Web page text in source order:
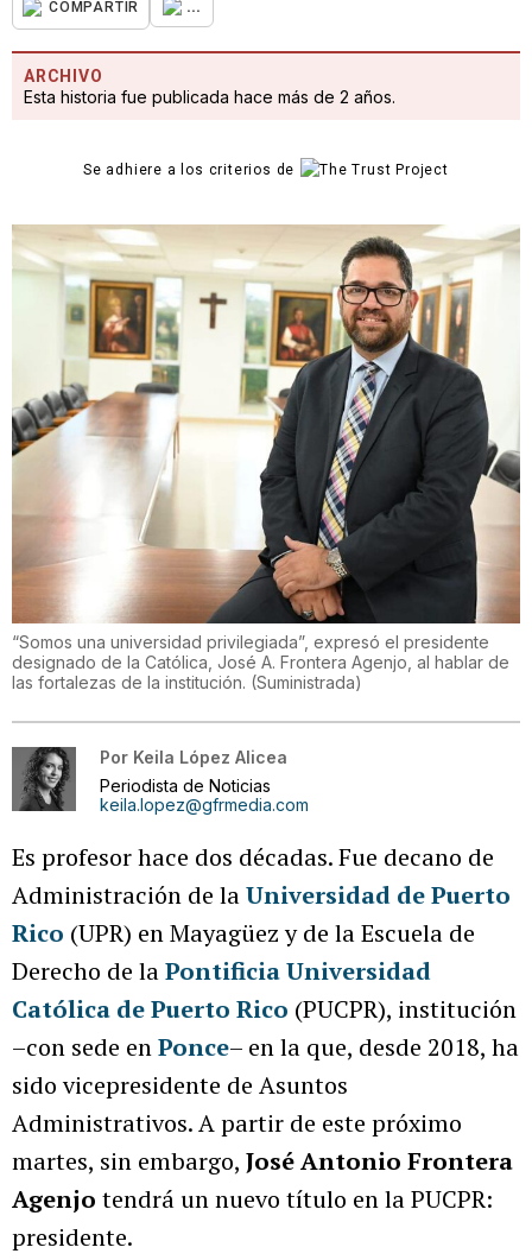
COMPARTIR ...
ARCHIVO
Esta historia fue publicada hace más de 2 años.
Se adhiere a los criterios de
“Somos una universidad privilegiada”, expresó el presidente
designado de la Católica, José A. Frontera Agenjo, al hablar de
las fortalezas de la institución. (Suministrada)
Por Keila López Alicea
Periodista de Noticias
keila.lopez@gfrmedia.com
Es profesor hace dos décadas. Fue decano de
Administración de laUniversidad de Puerto
Rico (UPR) en Mayagüez y de la Escuela de
Derecho de laPontificia Universidad
Católica de Puerto Rico (PUCPR), institución
–con sede enPonce– en la que, desde 2018, ha
sido vicepresidente de Asuntos
Administrativos. A partir de este próximo
martes, sin embargo, José Antonio Frontera
Agenjo tendrá un nuevo título en la PUCPR:
presidente.